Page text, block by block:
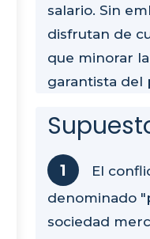
salario. Sin
disfrutan de
que minorar
garantista del
El
denominado
sociedad